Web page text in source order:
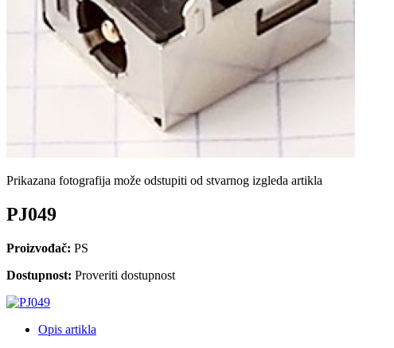
Prikazana fotografija može odstupiti od stvarnog izgleda artikla
PJ049
Proizvođač: PS
Dostupnost: Proveriti dostupnost
Opis artikla